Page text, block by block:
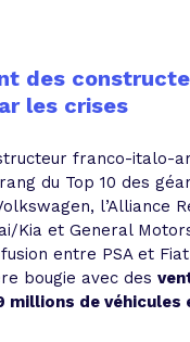
des
les crises
franco-italo-
du Top 10 des
l’Alliance
Kia et General
entre PSA et
bougie avec des
millions de véhicules